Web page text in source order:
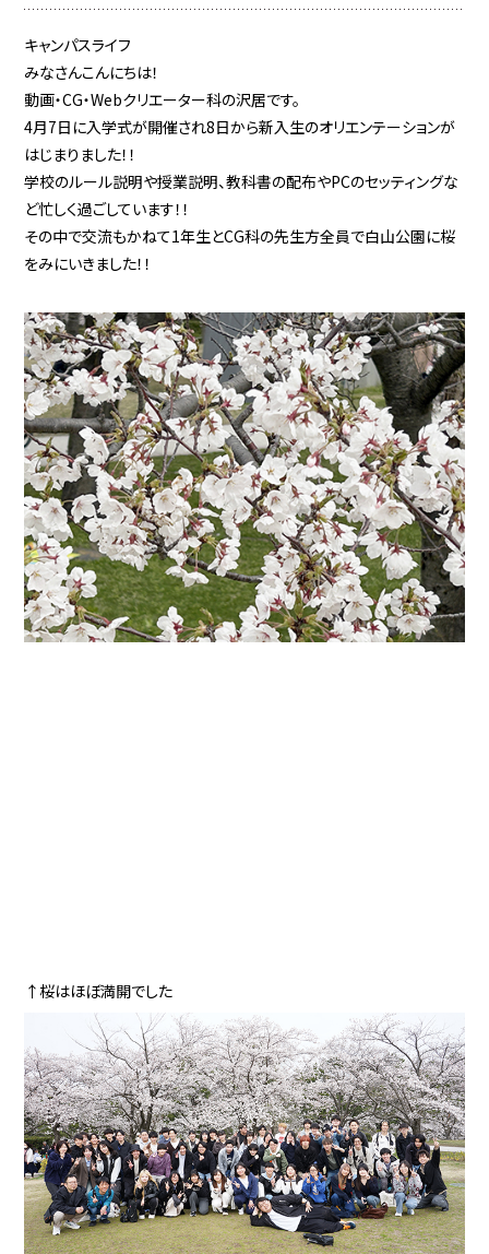
キャンパスライフ
みなさんこんにちは！
動画・CG・Webクリエーター科の沢居です。
4月7日に入学式が開催され8日から新入生のオリエンテーションが
はじまりました！！
学校のルール説明や授業説明、教科書の配布やPCのセッティングな
ど忙しく過ごしています！！
その中で交流もかねて1年生とCG科の先生方全員で白山公園に桜
をみにいきました！！
↑桜はほぼ満開でした